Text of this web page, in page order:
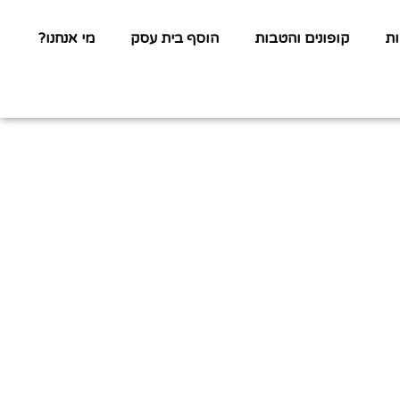
קופונים והטבות הוסף בית עסק מי אנחנו?